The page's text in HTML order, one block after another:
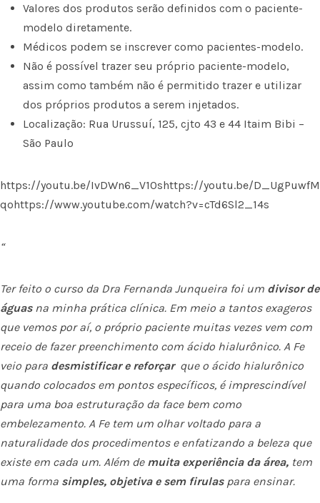
Valores dos produtos serão definidos com o paciente-
modelo diretamente.
Médicos podem se inscrever como pacientes-modelo.
Não é possível trazer seu próprio paciente-modelo,
assim como também não é permitido trazer e utilizar
dos próprios produtos a serem injetados.
Localização: Rua Urussuí, 125, cjto 43 e 44 Itaim Bibi –
São Paulo
https://youtu.be/IvDWn6_V10shttps://youtu.be/D_UgPuwfM
qohttps://www.youtube.com/watch?v=cTd6Sl2_14s
“
Ter feito o curso da Dra Fernanda Junqueira foi um divisor de
águasna minha prática clínica. Em meio a tantos exageros
que vemos por aí, o próprio paciente muitas vezes vem com
receio de fazer preenchimento com ácido hialurônico. A Fe
veio para desmistificar e reforçar que o ácido hialurônico
quando colocados em pontos específicos, é imprescindível
para uma boa estruturação da face bem como
embelezamento. A Fe tem um olhar voltado para a
naturalidade dos procedimentos e enfatizando a beleza que
existe em cada um. Além de muita experiência da área, tem
uma forma simples, objetiva e sem firulaspara ensinar.